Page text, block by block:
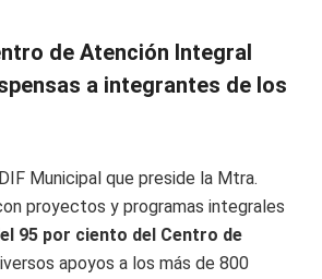
de Atención Integral
a integrantes de los
Municipal que preside la Mtra.
proyectos y programas integrales
95 por ciento del Centro de
apoyos a los más de 800